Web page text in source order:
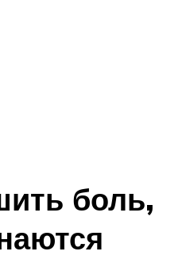
боль,